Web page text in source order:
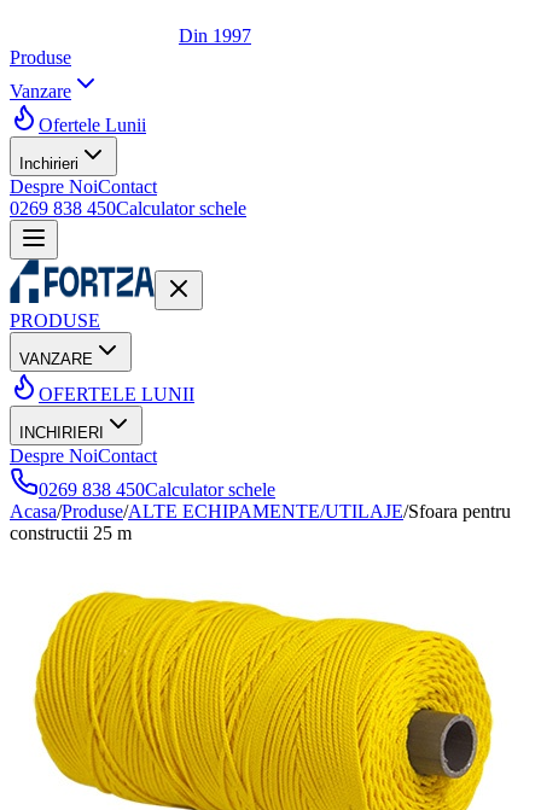
Din 1997
Produse
Vanzare
Ofertele Lunii
Inchirieri
Despre NoiContact
0269 838 450Calculator schele
PRODUSE
VANZARE
OFERTELE LUNII
INCHIRIERI
Despre NoiContact
0269 838 450Calculator schele
Acasa/Produse/ALTE ECHIPAMENTE/UTILAJE/Sfoara pentru
constructii 25 m